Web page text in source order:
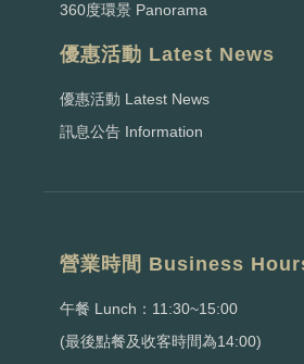
360度環景 Panorama
優惠活動 Latest News
優惠活動 Latest News
訊息公告 Information
營業時間 Business
午餐 Lunch：11:30~15:00
(最後點餐及收客時間為14:00)